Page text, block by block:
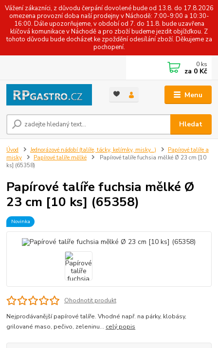
Vážení zákazníci, z důvodu čerpání dovolené bude od 13.8. do 17.8.2026
omezena provozní doba naší prodejny v Náchodě: 7:00-9:00 a 10:30-
16:00. Dále upozorňujeme, v období od 7. do 11.8. bude uzavřena
klíčová komunikace v Náchodě a pro zboží budeme jezdit objížďkou. Z
tohoto důvodu bude docházet ke zpoždění odesílání zboží. Děkujeme za
pochopení.
Menu
Hledat
0 ks
za 0 Kč
Úvod Jednorázové nádobí (talíře, tácky, kelímky, misky...)
Papírové talíře a
misky
Papírové talíře mělké
Papírové talíře fuchsia mělké Ø 23 cm [10
ks] (65358)
Papírové talíře fuchsia mělké Ø
23 cm [10 ks] (65358)
Novinka
Ohodnotit produkt
Nejprodávanější papírové talíře. Vhodné např. na párky, klobásy,
grilované maso, pečivo, zeleninu... celý popis